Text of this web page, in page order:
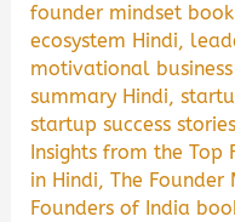
founder mindset
ecosystem Hindi,
motivational
summary Hindi,
startup success
Insights from the Top
in Hindi,The Founder
Founders of India